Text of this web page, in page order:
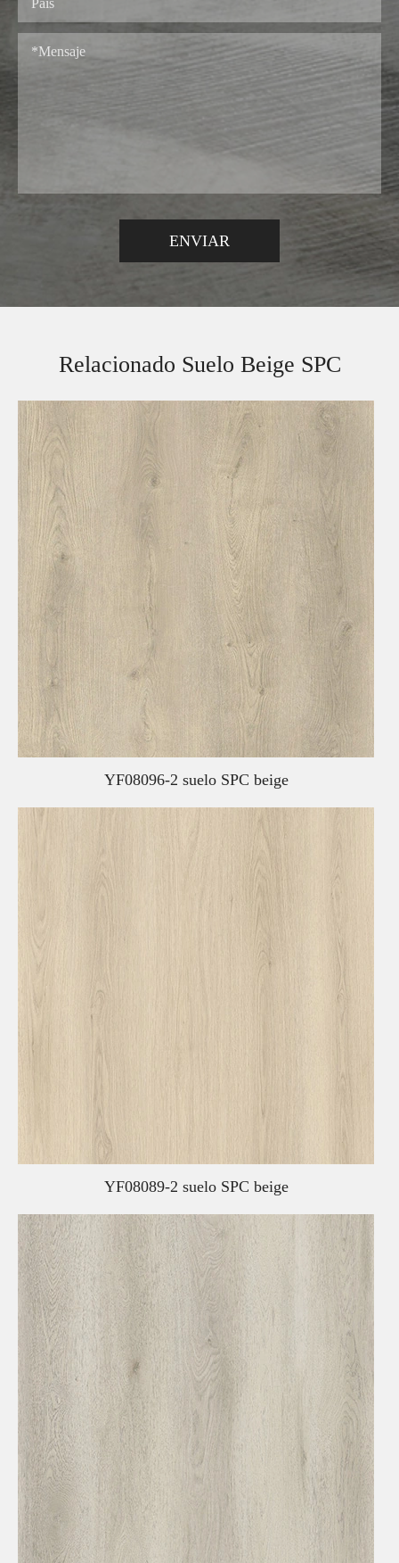
Relacionado Suelo Beige SPC
YF08096-2 suelo SPC beige
YF08089-2 suelo SPC beige